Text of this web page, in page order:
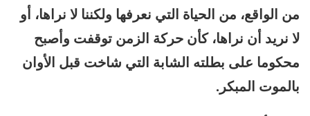
من الواقع، من الحياة التي نعرفها ولكننا لا نراها، أو
لا نريد أن نراها، كأن حركة الزمن توقفت وأصبح
محكوما على بطلته الشابة التي شاخت قبل الأوان
بالموت المبكر.